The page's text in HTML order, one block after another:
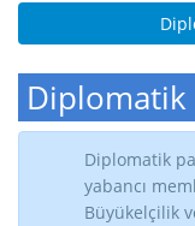
Diplomatik
Diplomatik
yabancı
Büyükelçilik